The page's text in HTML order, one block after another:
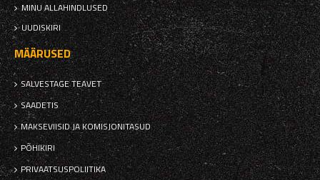
MINU ALLAHINDLUSED
UUDISKIRI
MÄÄRUSED
SALVESTAGE TEAVET
SAADETIS
MAKSEVIISID JA KOMISJONITASUD
PÕHIKIRI
PRIVAATSUSPOLIITIKA